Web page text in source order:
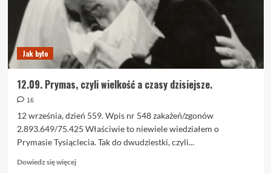
Jak było
12.09. Prymas, czyli wielkość a czasy dzisiejsze.
16
12 września, dzień 559. Wpis nr 548 zakażeń/zgonów
2.893.649/75.425 Właściwie to niewiele wiedziałem o
Prymasie Tysiąclecia. Tak do dwudziestki, czyli...
Dowiedz się więcejDowiedz